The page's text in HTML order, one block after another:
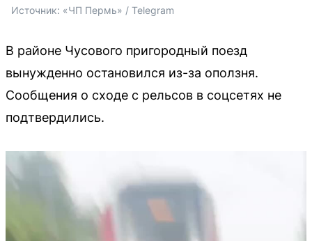
Источник: «ЧП Пермь» / Telegram
В районе Чусового пригородный поезд
вынужденно остановился из-за оползня.
Сообщения о сходе с рельсов в соцсетях не
подтвердились.